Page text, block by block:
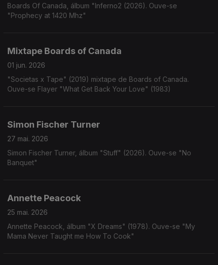
Boards Of Canada, álbum "Inferno2 (2026). Ouve-se
"Prophecy at 1420 Mhz"
Mixtape Boards of Canada
01 jun. 2026
"Societas x Tape" (2019) mixtape de Boards of Canada.
Ouve-se Flayer "What Get Back Your Love" (1983)
Simon Fischer Turner
27 mai. 2026
Simon Fischer Turner, álbum "Stuff" (2026). Ouve-se "No
Banquet"
Annette Peacock
25 mai. 2026
Annette Peacock, álbum "X Dreams" (1978). Ouve-se "My
Mama Never Taught me How To Cook"